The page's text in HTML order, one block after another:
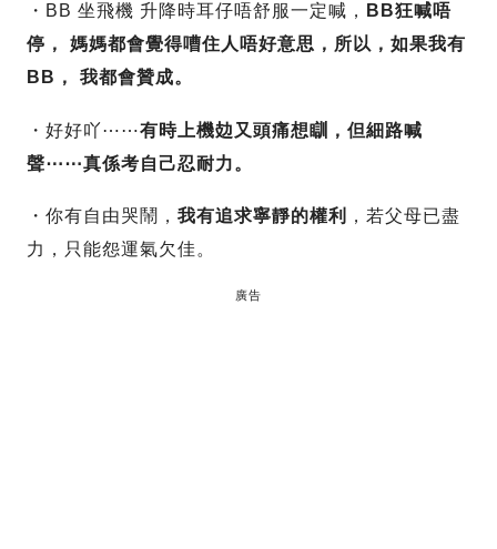
・BB 坐飛機 升降時耳仔唔舒服一定喊，
BB狂喊唔
停， 媽媽都會覺得嘈住人唔好意思，所以，如果我有
BB， 我都會贊成。
・好好吖⋯⋯有時上機攰又頭痛想瞓，但細路喊
聲⋯⋯真係考自己忍耐力。
・你有自由哭鬧， 我有追求寧靜的權利
，若父母已盡
力，只能怨運氣欠佳。
廣告